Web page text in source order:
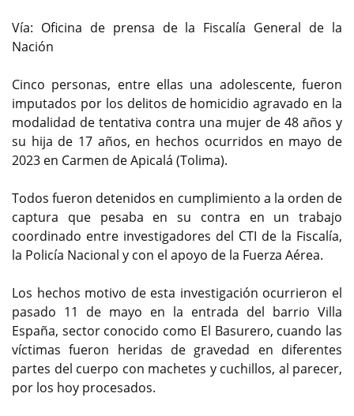
Vía: Oficina de prensa de la Fiscalía General de la
Nación
Cinco personas, entre ellas una adolescente, fueron
imputados por los delitos de homicidio agravado en la
modalidad de tentativa contra una mujer de 48 años y
su hija de 17 años, en hechos ocurridos en mayo de
2023 en Carmen de Apicalá (Tolima).
Todos fueron detenidos en cumplimiento a la orden de
captura que pesaba en su contra en un trabajo
coordinado entre investigadores del CTI de la Fiscalía,
la Policía Nacional y con el apoyo de la Fuerza Aérea.
Los hechos motivo de esta investigación ocurrieron el
pasado 11 de mayo en la entrada del barrio Villa
España, sector conocido como El Basurero, cuando las
víctimas fueron heridas de gravedad en diferentes
partes del cuerpo con machetes y cuchillos, al parecer,
por los hoy procesados.